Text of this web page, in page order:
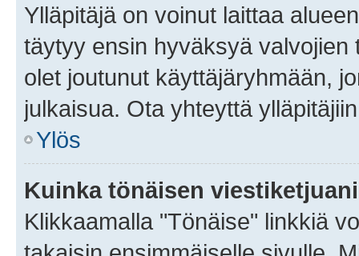
Ylläpitäjä on voinut laittaa
täytyy ensin hyväksyä
olet joutunut käyttäjäryhmään,
julkaisua. Ota yhteyttä
Ylös
Kuinka tönäisen
Klikkaamalla "Tönäise" linkkiä